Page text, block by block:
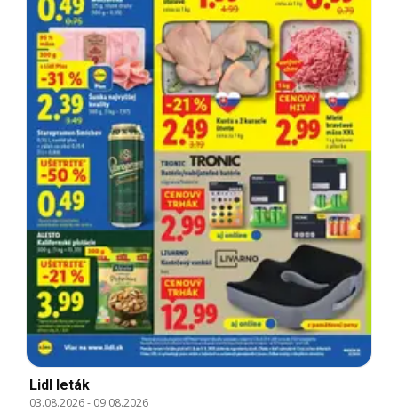
Lidl leták
03.08.2026- 09.08.2026